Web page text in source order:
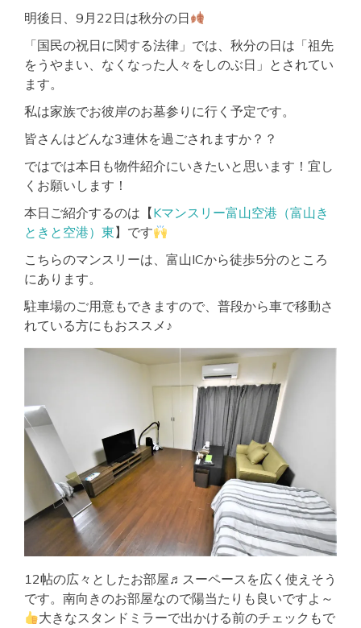
明後日、9月22日は秋分の日
「国民の祝日に関する法律」では、秋分の日は「祖先
をうやまい、なくなった人々をしのぶ日」とされてい
ます。
私は家族でお彼岸のお墓参りに行く予定です。
皆さんはどんな3連休を過ごされますか？？
ではでは本日も物件紹介にいきたいと思います！宜し
くお願いします！
本日ご紹介するのは【Kマンスリー富山空港（富山き
ときと空港）東】です
こちらのマンスリーは、富山ICから徒歩5分のところ
にあります。
駐車場のご用意もできますので、普段から車で移動さ
れている方にもおススメ♪
12帖の広々としたお部屋♬スーペースを広く使えそう
です。南向きのお部屋なので陽当たりも良いですよ～
大きなスタンドミラーで出かける前のチェックもで